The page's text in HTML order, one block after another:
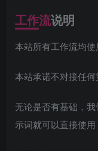
工作流说明
本站所有工作流均使
本站承诺不对接任何
无论是否有基础，
示词就可以直接使用